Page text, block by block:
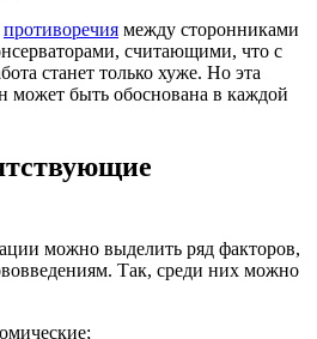
противоречия между сторонниками
считающими, что с
станет только хуже. Но эта
может быть обоснована в каждой
можно выделить ряд факторов,
Так, среди них можно